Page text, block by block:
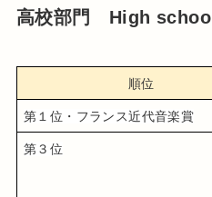
高校部門 High school
順位
第１位・フランス近代音楽賞
第３位